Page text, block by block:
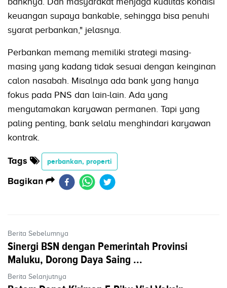
keuangan supaya bankable, sehingga bisa penuhi
syarat perbankan," jelasnya.
Perbankan memang memiliki strategi masing-
masing yang kadang tidak sesuai dengan keinginan
calon nasabah. Misalnya ada bank yang hanya
fokus pada PNS dan lain-lain. Ada yang
mengutamakan karyawan permanen. Tapi yang
paling penting, bank selalu menghindari karyawan
kontrak.
Tags perbankan, properti
Bagikan
Berita Sebelumnya
Sinergi BSN dengan Pemerintah Provinsi
Maluku, Dorong Daya Saing ...
Berita Selanjutnya